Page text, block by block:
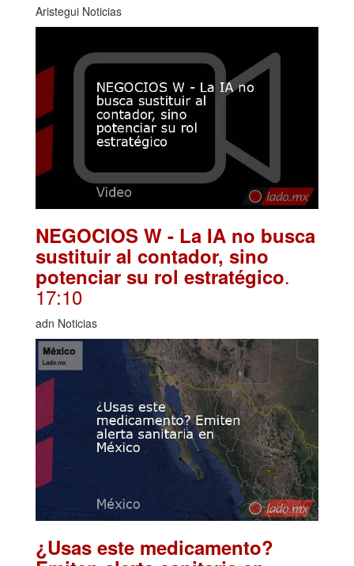
Aristegui Noticias
NEGOCIOS W - La IA no busca
sustituir al contador, sino
potenciar su rol estratégico.
17:10
adn Noticias
¿Usas este medicamento?